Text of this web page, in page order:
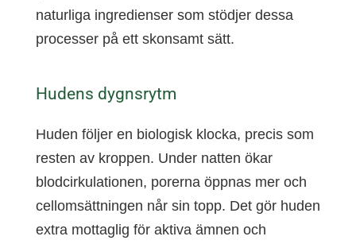
naturliga ingredienser som stödjer dessa
processer på ett skonsamt sätt.
Hudens dygnsrytm
Huden följer en biologisk klocka, precis som
resten av kroppen. Under natten ökar
blodcirkulationen, porerna öppnas mer och
cellomsättningen når sin topp. Det gör huden
extra mottaglig för aktiva ämnen och